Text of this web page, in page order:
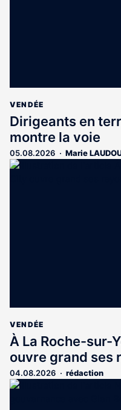
VENDÉE
Dirigeants en
montre la voie
05.08.2026 Marie
VENDÉE
À La Roche-sur-
ouvre grand ses
04.08.2026 rédaction